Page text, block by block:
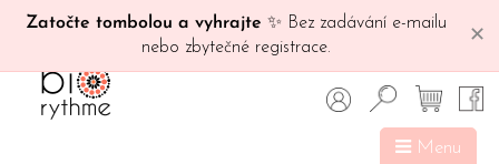
Zatočte tombolou a vyhrajte ✨ Bez zadávání e-mailu
nebo zbytečné registrace.
✕
Menu